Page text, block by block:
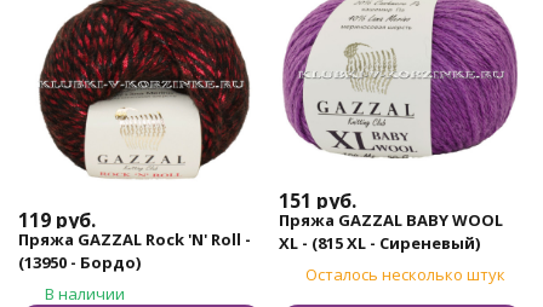
119 руб.
Пряжа GAZZAL Rock 'N' Roll -
(13950 - Бордо)
В наличии
151 руб.
Пряжа GAZZAL BABY WOOL
XL - (815 XL - Сиреневый)
Осталось несколько штук